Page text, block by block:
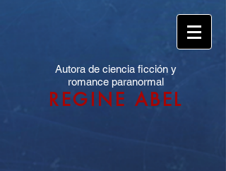
Autora de ciencia ficción y
romance paranormal
REGINE ABEL